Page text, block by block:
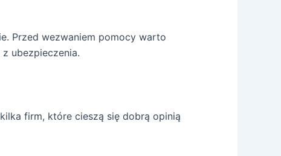
Przed wezwaniem pomocy warto
ubezpieczenia.
firm, które cieszą się dobrą opinią